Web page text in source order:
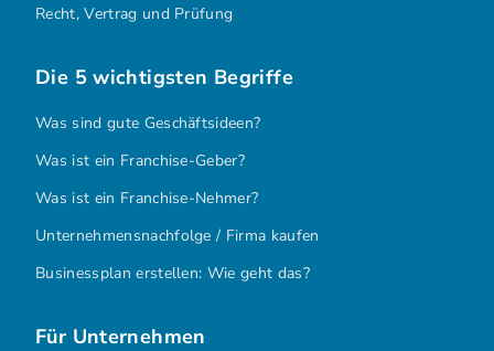
Recht, Vertrag und Prüfung
Die 5 wichtigsten Begriffe
Was sind gute Geschäftsideen?
Was ist ein Franchise-Geber?
Was ist ein Franchise-Nehmer?
Unternehmensnachfolge / Firma kaufen
Businessplan erstellen: Wie geht das?
Für Unternehmen